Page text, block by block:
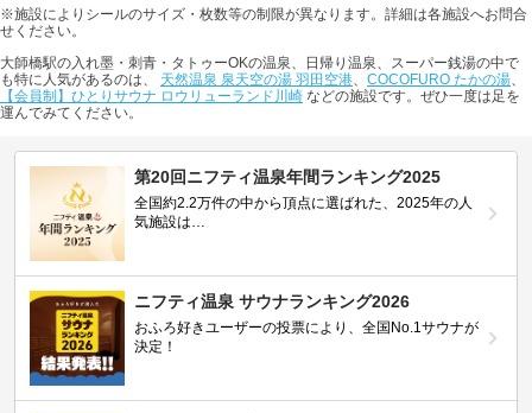
※施設によりシールのサイズ・枚数等の制限が異なります。詳細は各施設へお問合
せください。
大師橋駅の入れ墨・刺青・タトゥーOKの温泉、日帰り温泉、スーパー銭湯の中で
も特に人気があるのは、 天然温泉 泉天空の湯 羽田空港、 COCOFURO たかの湯、
【会員制】ひとりサウナ ロウリューランド川崎 などの施設です。ぜひ一度は足を
運んでみてください。
第20回ニフティ温泉年間ランキング2025
全国約2.2万件の中から頂点に選ばれた、2025年の人
気施設は…
ニフティ温泉 サウナランキング2026
おふろ好きユーザーの投票により、全国No.1サウナが
決定！